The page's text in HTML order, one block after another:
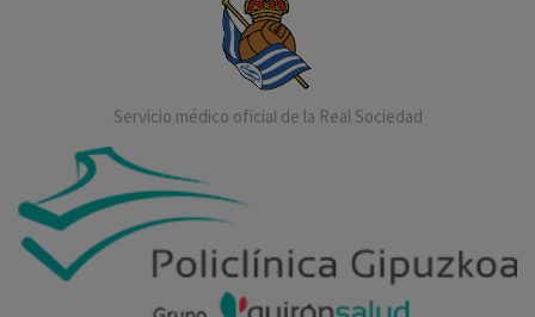
Servicio médico oficial de la Real Sociedad